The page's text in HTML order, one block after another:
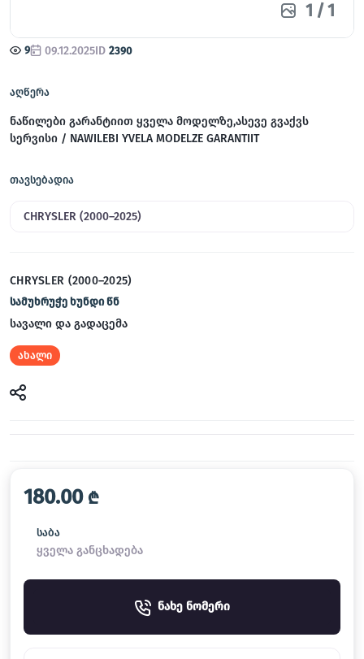
1 /1
9 09.12.2025ID 2390
აღწერა
ნაწილები გარანტიით ყველა მოდელზე,ასევე გვაქვს
სერვისი / NAWILEBI YVELA MODELZE GARANTIIT
თავსებადია
CHRYSLER (2000–2025)
CHRYSLER (2000–2025)
სამუხრუჭე ხუნდი წნ
სავალი და გადაცემა
ახალი
180.00 ₾
საბა
ყველა განცხადება
ნახე ნომერი